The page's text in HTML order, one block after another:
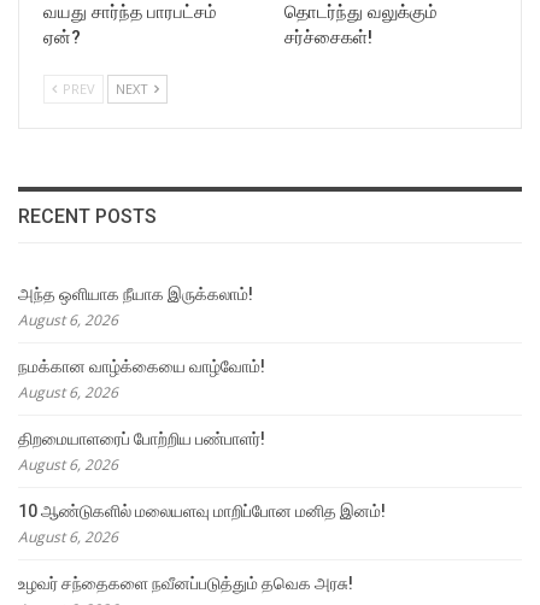
வயது சார்ந்த பாரபட்சம்
ஏன்?
தொடர்ந்து வலுக்கும்
சர்ச்சைகள்!
PREV NEXT
RECENT POSTS
அந்த ஒளியாக நீயாக இருக்கலாம்!
August 6, 2026
நமக்கான வாழ்க்கையை வாழ்வோம்!
August 6, 2026
திறமையாளரைப் போற்றிய பண்பாளர்!
August 6, 2026
10 ஆண்டுகளில் மலையளவு மாறிப்போன மனித இனம்!
August 6, 2026
உழவர் சந்தைகளை நவீனப்படுத்தும் தவெக அரசு!